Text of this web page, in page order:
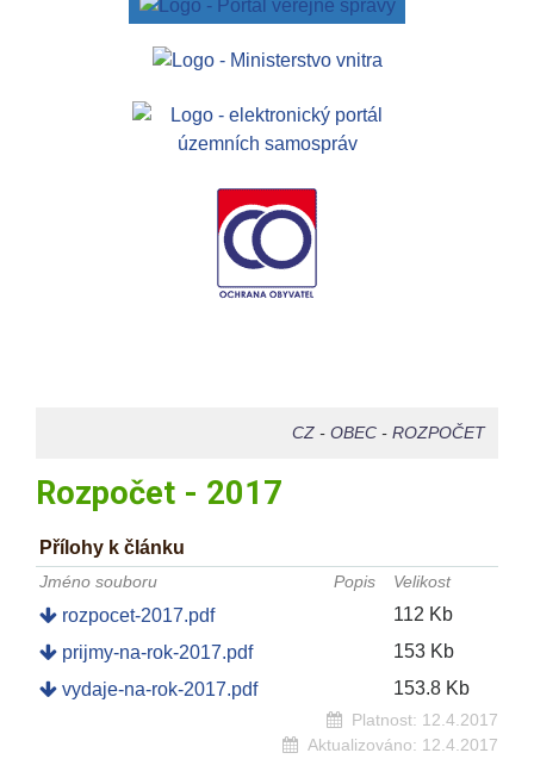
CZ- OBEC- ROZPOČET
Rozpočet - 2017
Přílohy k článku
Jméno souboru Popis Velikost
rozpocet-2017.pdf
112 Kb
prijmy-na-rok-2017.pdf
153 Kb
vydaje-na-rok-2017.pdf
153.8 Kb
Platnost: 12.4.2017
Aktualizováno: 12.4.2017